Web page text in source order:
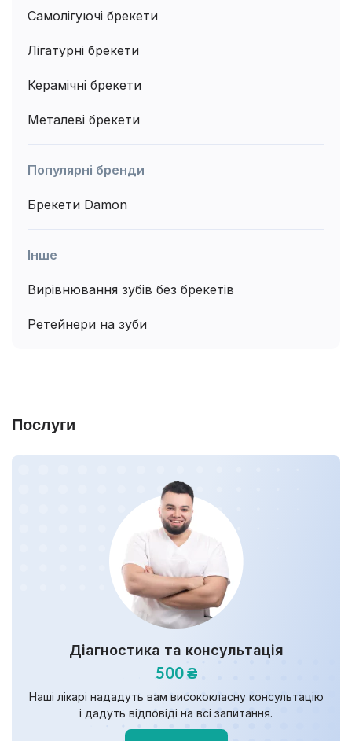
Самолігуючі брекети
Лігатурні брекети
Керамічні брекети
Металеві брекети
Популярні бренди
Брекети Damon
Інше
Вирівнювання зубів без брекетів
Ретейнери на зуби
Послуги
Діагностика та консультація
500 ₴
Наші лікарі нададуть вам висококласну консультацію
і дадуть відповіді на всі запитання.